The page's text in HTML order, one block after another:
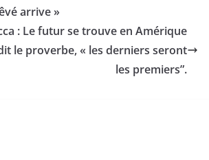
arrive »
: Le futur se trouve en Amérique
le proverbe, « les derniers seront
les premiers”.